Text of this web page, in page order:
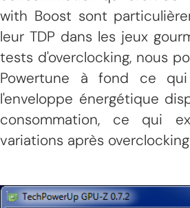
with Boost sont
leur TDP dans les jeux
tests d'overclocking, nous
Powertune à fond ce
l'enveloppe énergétique
consommation, ce qui
variations après